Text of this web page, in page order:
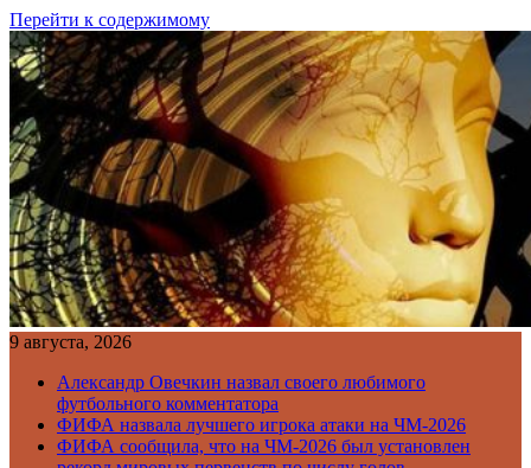
Перейти к содержимому
9 августа, 2026
Александр Овечкин назвал своего любимого
футбольного комментатора
ФИФА назвала лучшего игрока атаки на ЧМ-2026
ФИФА сообщила, что на ЧМ-2026 был установлен